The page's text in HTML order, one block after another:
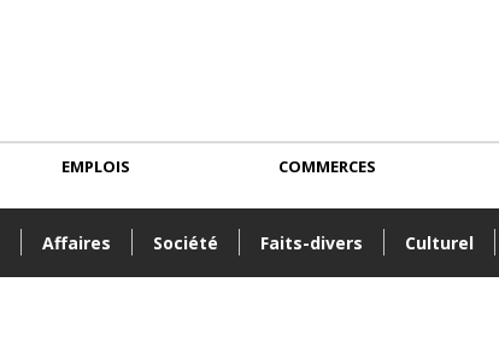
Affaires Société Faits-divers Culturel
EMPLOIS COMMERCES